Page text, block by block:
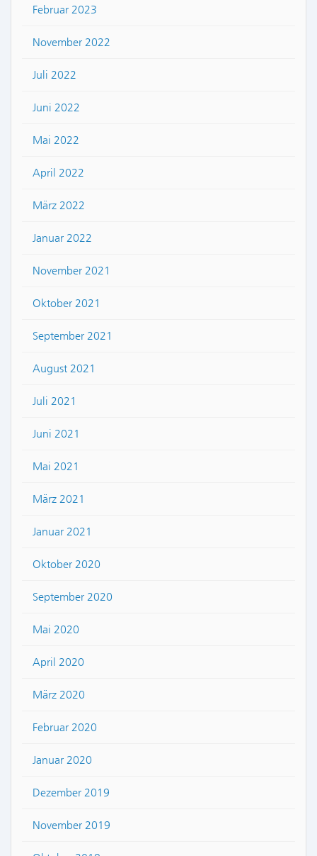
Februar 2023
November 2022
Juli 2022
Juni 2022
Mai 2022
April 2022
März 2022
Januar 2022
November 2021
Oktober 2021
September 2021
August 2021
Juli 2021
Juni 2021
Mai 2021
März 2021
Januar 2021
Oktober 2020
September 2020
Mai 2020
April 2020
März 2020
Februar 2020
Januar 2020
Dezember 2019
November 2019